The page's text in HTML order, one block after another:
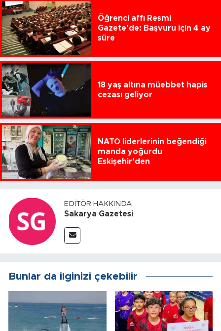
Öğrenci affı Resmi
Gazete’de: Başvuru için 4 ay
süre
18 yaş altına müebbet hapis
cezası geliyor
NATO liderlerinin beğendiği
manda yoğurdu
Eskişehir’den
EDITÖR HAKKINDA
Sakarya Gazetesi
Bunlar da ilginizi çekebilir